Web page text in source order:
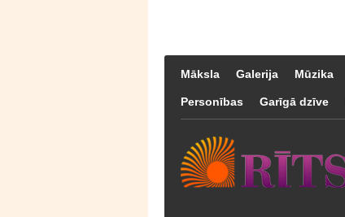
Māksla Galerija Mūzika
Personības Garīgā dzīve